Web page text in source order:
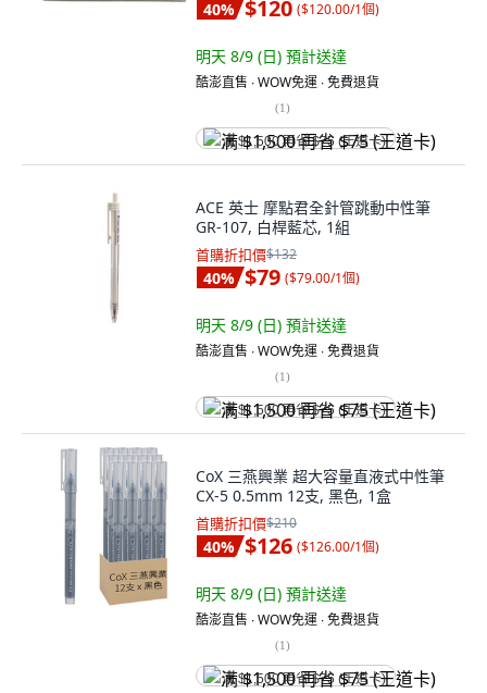
40% $120 ($120.00/1個)
明天 8/9 (日) 預計送達
酷澎直售 ∙ WOW免運 ∙ 免費退貨
(1)
满 $1,500 再省 $75 (王道卡)
ACE 英士 摩點君全針管跳動中性筆
GR-107, 白桿藍芯, 1組
首購折扣價$132
40% $79 ($79.00/1個)
明天 8/9 (日) 預計送達
酷澎直售 ∙ WOW免運 ∙ 免費退貨
(1)
满 $1,500 再省 $75 (王道卡)
CoX 三燕興業 超大容量直液式中性筆
CX-5 0.5mm 12支, 黑色, 1盒
首購折扣價$210
40% $126 ($126.00/1個)
明天 8/9 (日) 預計送達
酷澎直售 ∙ WOW免運 ∙ 免費退貨
(1)
满 $1,500 再省 $75 (王道卡)